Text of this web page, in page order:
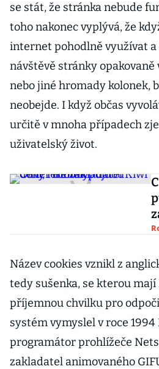
se stát, že stránka nebude
toho nakonec vyplývá, že
internet pohodlně využívat a
návštěvě stránky
nebo jiné hromady kolonek,
neobejde. I když občas
určitě v mnoha případech
uživatelský život.
Název cookies vznikl z
tedy sušenka, se kterou
příjemnou chvilku pro
systém vymyslel v roce
programátor prohlížeče
zakladatel animovaného